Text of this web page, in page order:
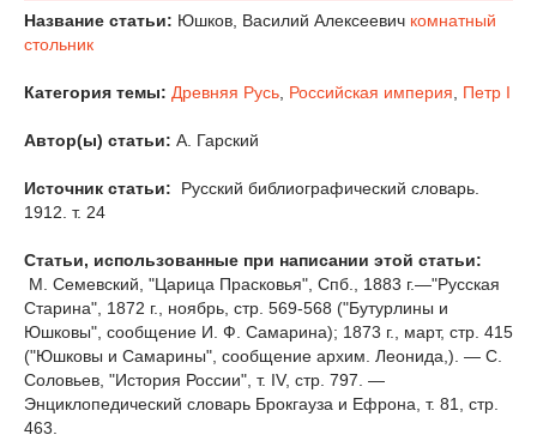
Название статьи: Юшков, Василий Алексеевич комнатный
стольник
Категория темы: Древняя Русь Российская империя Петр I
Автор(ы) статьи: А. Гарский
Источник статьи:
Русский библиографический словарь.
1912. т. 24
Статьи, использованные при написании этой статьи:
М. Семевский, "Царица Прасковья", Спб., 1883 г.—"Русская
Старина", 1872 г., ноябрь, стр. 569-568 ("Бутурлины и
Юшковы", сообщение И. Ф. Самарина); 1873 г., март, стр. 415
("Юшковы и Самарины", сообщение архим. Леонида,). — С.
Соловьев, "История России", т. IV, стр. 797. —
Энциклопедический словарь Брокгауза и Ефрона, т. 81, стр.
463.